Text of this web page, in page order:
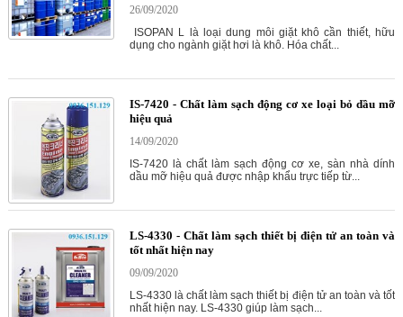
26/09/2020
ISOPAN L là loại dung môi giặt khô cần thiết, hữu
dụng cho ngành giặt hơi là khô. Hóa chất...
IS-7420 - Chất làm sạch động cơ xe loại bỏ dầu mỡ
hiệu quả
14/09/2020
IS-7420 là chất làm sạch động cơ xe, sàn nhà dính
dầu mỡ hiệu quả được nhập khẩu trực tiếp từ...
LS-4330 - Chất làm sạch thiết bị điện tử an toàn và
tốt nhất hiện nay
09/09/2020
LS-4330 là chất làm sạch thiết bị điện tử an toàn và tốt
nhất hiện nay. LS-4330 giúp làm sạch...